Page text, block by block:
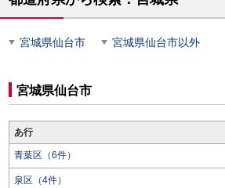
宮城県仙台市 宮城県仙台市以外
宮城県仙台市
あ行
青葉区（6件）
泉区（4件）